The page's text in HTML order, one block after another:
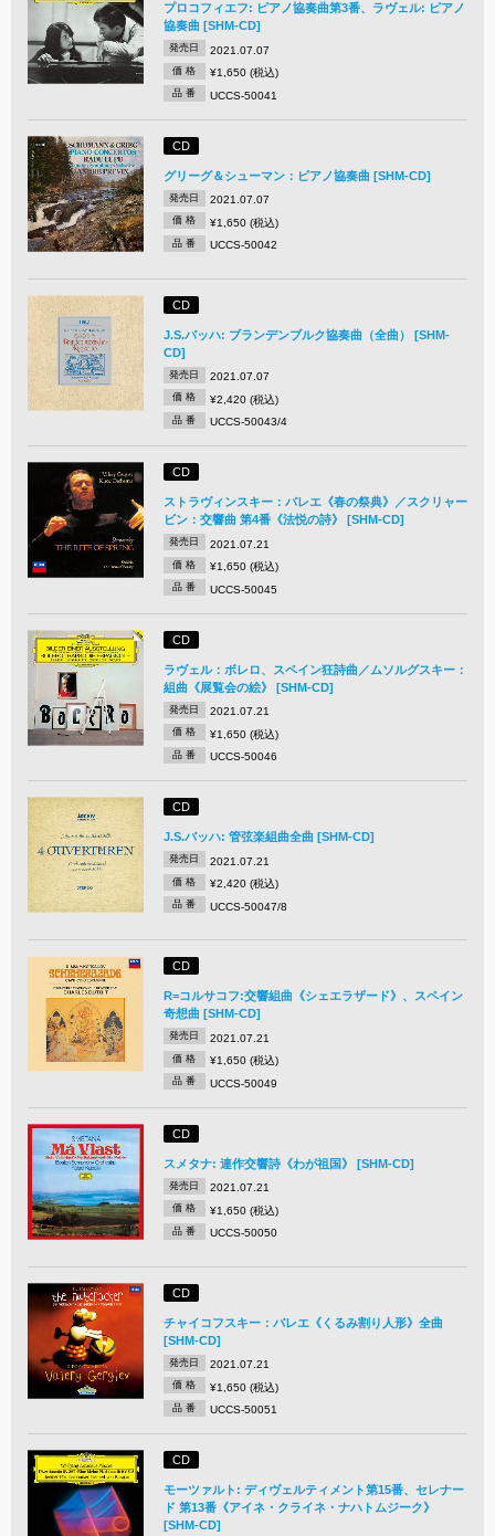
プロコフィエフ: ピアノ協奏曲第3番、ラヴェル: ピアノ
協奏曲 [SHM-CD]
発売日 2021.07.07
価 格 ¥1,650 (税込)
品 番 UCCS-50041
CD
グリーグ＆シューマン：ピアノ協奏曲 [SHM-CD]
発売日 2021.07.07
価 格 ¥1,650 (税込)
品 番 UCCS-50042
CD
J.S.バッハ: ブランデンブルク協奏曲（全曲） [SHM-
CD]
発売日 2021.07.07
価 格 ¥2,420 (税込)
品 番 UCCS-50043/4
CD
ストラヴィンスキー：バレエ《春の祭典》／スクリャー
ビン：交響曲 第4番《法悦の詩》 [SHM-CD]
発売日 2021.07.21
価 格 ¥1,650 (税込)
品 番 UCCS-50045
CD
ラヴェル：ボレロ、スペイン狂詩曲／ムソルグスキー：
組曲《展覧会の絵》 [SHM-CD]
発売日 2021.07.21
価 格 ¥1,650 (税込)
品 番 UCCS-50046
CD
J.S.バッハ: 管弦楽組曲全曲 [SHM-CD]
発売日 2021.07.21
価 格 ¥2,420 (税込)
品 番 UCCS-50047/8
CD
R=コルサコフ:交響組曲《シェエラザード》、スペイン
奇想曲 [SHM-CD]
発売日 2021.07.21
価 格 ¥1,650 (税込)
品 番 UCCS-50049
CD
スメタナ: 連作交響詩《わが祖国》 [SHM-CD]
発売日 2021.07.21
価 格 ¥1,650 (税込)
品 番 UCCS-50050
CD
チャイコフスキー：バレエ《くるみ割り人形》全曲
[SHM-CD]
発売日 2021.07.21
価 格 ¥1,650 (税込)
品 番 UCCS-50051
CD
モーツァルト: ディヴェルティメント第15番、セレナー
ド 第13番《アイネ・クライネ・ナハトムジーク》
[SHM-CD]